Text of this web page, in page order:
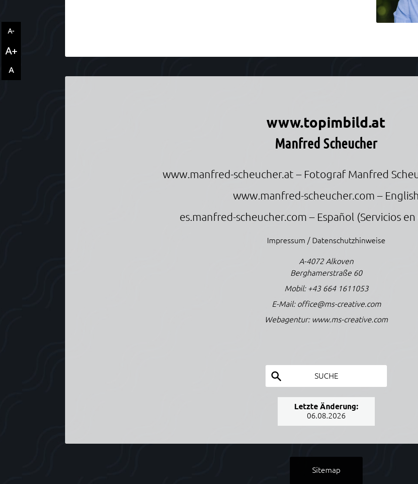
A-
A+
A
www.topimbild.at
Manfred Scheucher
www.manfred-scheucher.at– Fotograf Manfred
www.manfred-scheucher.com – English
es.manfred-scheucher.com – Español (Servicios
Impressum / Datenschutzhinweise
A-4072 Alkoven
Berghamerstraße 60
Mobil: +43 664 1611053
E-Mail: office@ms-creative.com
Webagentur: www.ms-creative.com
SUCHE
Letzte Änderung:
06.08.2026
Sitemap